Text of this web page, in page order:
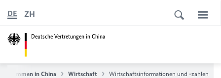
Deutsche Vertretungen in China
DE ZH
in China Wirtschaft Wirtschaftsinformationen und -zahlen